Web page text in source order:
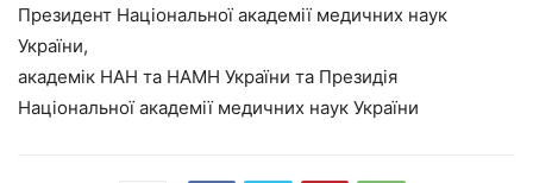
Президент Національної академії медичних наук
України,
академік НАН та НАМН України та Президія
Національної академії медичних наук України